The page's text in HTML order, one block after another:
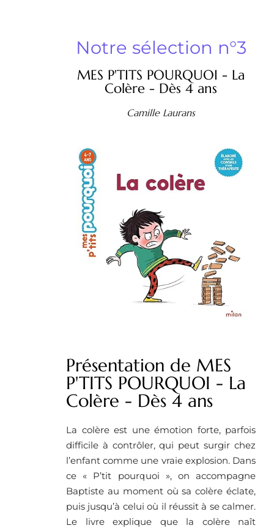
Notre sélection n°3
MES P'TITS POURQUOI - La
Colère - Dès 4 ans
Camille Laurans
Présentation de MES
P'TITS POURQUOI - La
Colère - Dès 4 ans
La colère est une émotion forte, parfois
difficile à contrôler, qui peut surgir chez
l’enfant comme une vraie explosion. Dans
ce « P’tit pourquoi », on accompagne
Baptiste au moment où sa colère éclate,
puis jusqu’à celui où il réussit à se calmer.
Le livre explique que la colère naît